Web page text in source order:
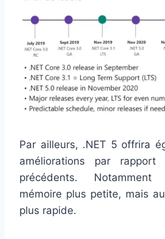
Par ailleurs, .NET 5 offrira
améliorations par rapport
précédents.
mémoire plus petite, mais
plus rapide.